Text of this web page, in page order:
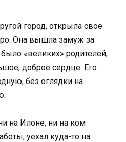
город, открыла свое
Она вышла замуж за
«великих» родителей,
доброе сердце. Его
без оглядки на
на Илоне, ни на ком
уехал куда-то на